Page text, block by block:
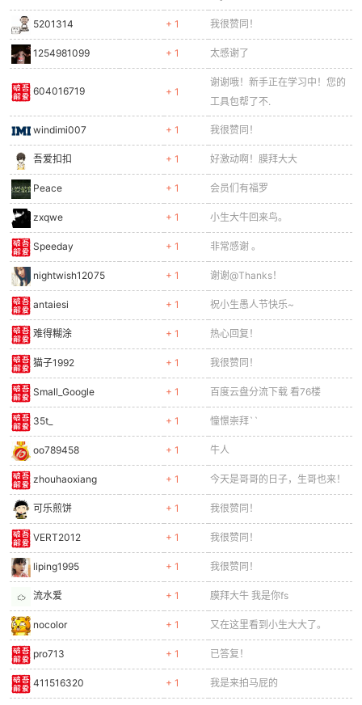
5201314 + 1 我很赞同！
1254981099 + 1 太感谢了
604016719 + 1
谢谢哦！新手正在学习中！您的
工具包帮了不.
windimi007 + 1 我很赞同！
吾爱扣扣 + 1 好激动啊！膜拜大大
Peace + 1 会员们有福罗
zxqwe + 1 小生大牛回来鸟。
Speeday + 1 非常感谢 。
nightwish12075 + 1 谢谢@Thanks！
antaiesi + 1 祝小生愚人节快乐~
难得糊涂 + 1 热心回复！
猫子1992 + 1 我很赞同！
Small_Google + 1 百度云盘分流下载 看76楼
35t_ + 1 憧憬崇拜``
oo789458 + 1 牛人
zhouhaoxiang + 1 今天是哥哥的日子，生哥也来！
可乐煎饼 + 1 我很赞同！
VERT2012 + 1 我很赞同！
liping1995 + 1 我很赞同！
流水爱 + 1 膜拜大牛 我是你fs
nocolor + 1 又在这里看到小生大大了。
pro713 + 1 已答复！
411516320 + 1 我是来拍马屁的